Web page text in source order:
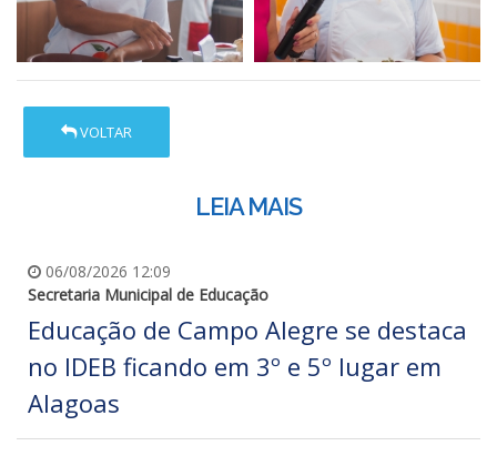
VOLTAR
LEIA MAIS
06/08/2026 12:09
Secretaria Municipal de Educação
Educação de Campo Alegre se destaca
no IDEB ficando em 3º e 5º lugar em
Alagoas